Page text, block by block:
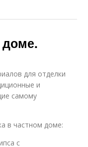
доме.
для отделки
и
самому
в частном доме:
с